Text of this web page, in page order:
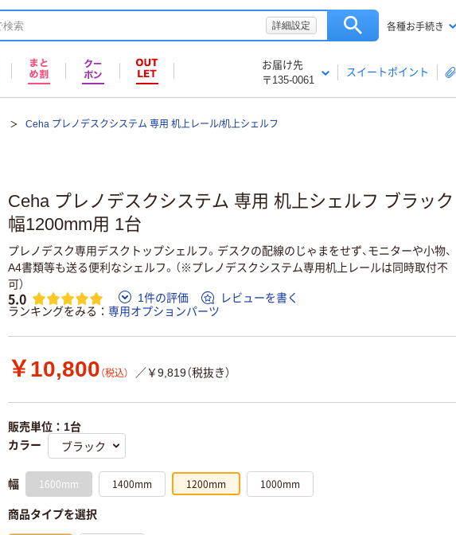
詳細設定 各種お手続き
お届け先
〒135-0061
スイートポイント
Ceha プレノデスクシステム 専用 机上レール/机上シェルフ
Ceha プレノデスクシステム 専用 机上シェルフ ブラック
幅1200mm用 1台
プレノデスク専用デスクトップシェルフ。デスクの配線のじゃまをせず、モニターや小物、
A4書類等も送る便利なシェルフ。（※プレノデスクシステム専用机上レールは同時取付不
可）
5.0 1件の評価
レビューを書く
ランキングをみる
専用オプションパーツ
￥10,800 （税込） ／￥9,819（税抜き）
販売単位：1台
カラー
幅 1600mm 1400mm 1200mm 1000mm
商品タイプを選択